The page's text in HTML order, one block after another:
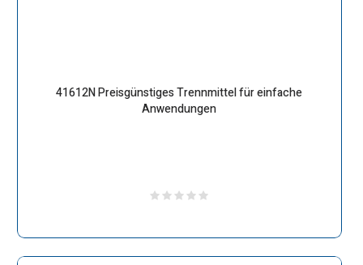
41612N Preisgünstiges Trennmittel für einfache
Anwendungen